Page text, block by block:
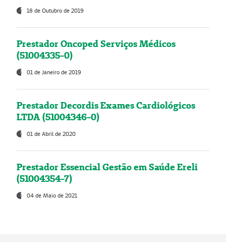
18 de Outubro de 2019
Prestador Oncoped Serviços Médicos
(51004335-0)
01 de Janeiro de 2019
Prestador Decordis Exames Cardiológicos
LTDA (51004346-0)
01 de Abril de 2020
Prestador Essencial Gestão em Saúde Ereli
(51004354-7)
04 de Maio de 2021